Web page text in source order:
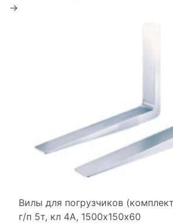
→
Вилы для погрузчиков
г/п 5т, кл 4А, 1500х150х60